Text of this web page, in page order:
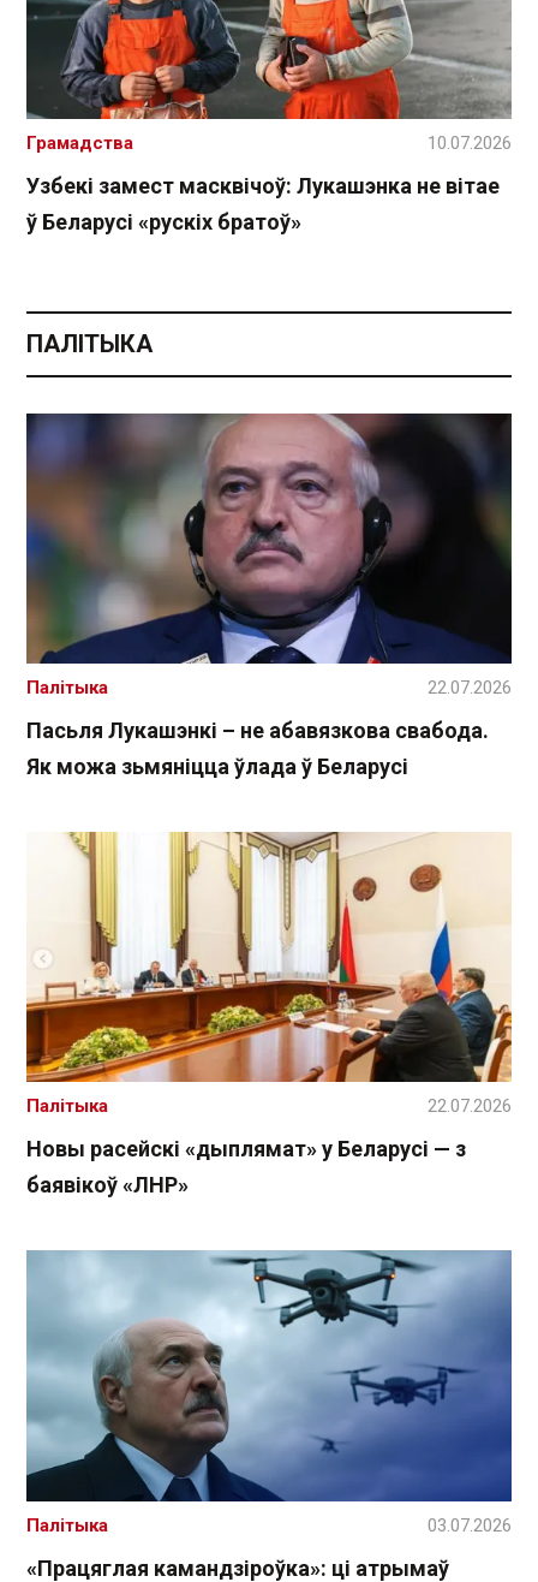
Узбекі замест масквічоў: Лукашэнка не вітае
ў Беларусі «рускіх братоў»
Грамадства 10.07.2026
ПАЛІТЫКА
Пасьля Лукашэнкі – не абавязкова свабода.
Як можа зьмяніцца ўлада ў Беларусі
Палітыка 22.07.2026
Новы расейскі «дыплямат» у Беларусі — з
баявікоў «ЛНР»
Палітыка 22.07.2026
«Працяглая камандзіроўка»: ці атрымаў
Палітыка 03.07.2026